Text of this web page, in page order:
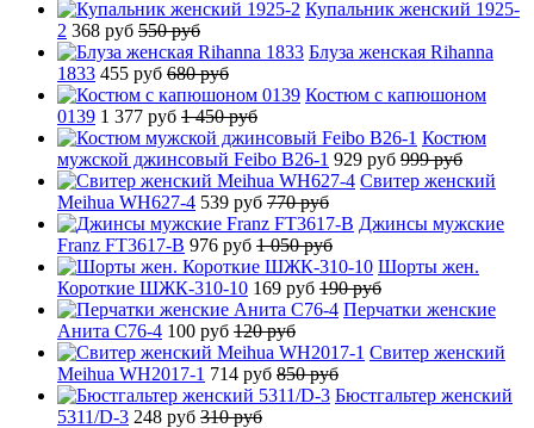
Купальник женский 1925-
2 368 руб 550 руб
Блуза женская Rihanna
1833 455 руб 680 руб
Костюм с капюшоном
0139 1 377 руб 1 450 руб
Костюм
мужской джинсовый Feibo B26-1 929 руб 999 руб
Свитер женский
Meihua WH627-4 539 руб 770 руб
Джинсы мужские
Franz FT3617-B 976 руб 1 050 руб
Шорты жен.
Короткие ШЖК-310-10 169 руб 190 руб
Перчатки женские
Анита C76-4 100 руб 120 руб
Свитер женский
Meihua WH2017-1 714 руб 850 руб
Бюстгальтер женский
5311/D-3 248 руб 310 руб